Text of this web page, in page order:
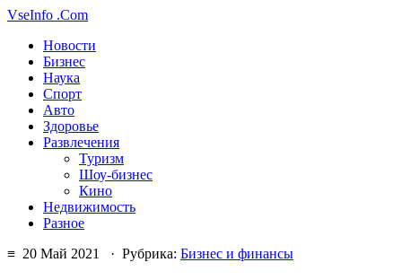
VseInfo .Com
Новости
Бизнес
Наука
Спорт
Авто
Здоровье
Развлечения
Туризм
Шоу-бизнес
Кино
Недвижимость
Разное
≡ 20 Май 2021 · Рубрика: Бизнес и финансы